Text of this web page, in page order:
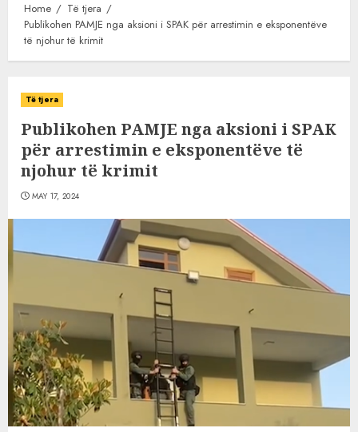
Home
Të tjera
Publikohen PAMJE nga aksioni i SPAK për arrestimin e eksponentëve
të njohur të krimit
Të tjera
Publikohen PAMJE nga aksioni i SPAK
për arrestimin e eksponentëve të
njohur të krimit
MAY 17, 2024